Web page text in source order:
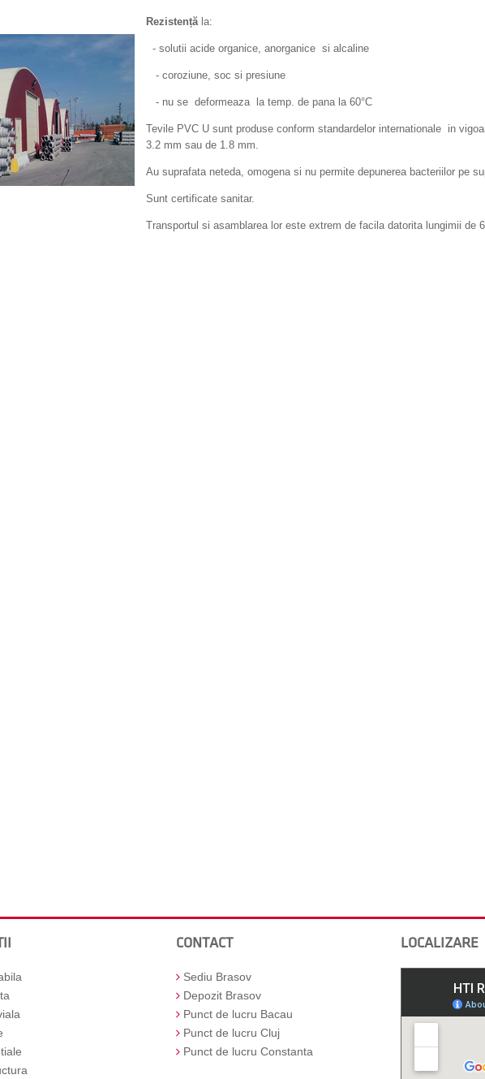
Rezistență la:
- solutii acide organice, anorganice si alcaline
- coroziune, soc si presiune
- nu se deformeaza la temp. de pana la 60°C
Tevile PVC U sunt produse conform standardelor internationale in
3.2 mm sau de 1.8 mm.
Au suprafata neteda, omogena si nu permite depunerea bacteriilor pe
Sunt certificate sanitar.
Transportul si asamblarea lor este extrem de facila datorita lungimii de
CONTACT
Sediu Brasov
Depozit Brasov
Punct de lucru Bacau
Punct de lucru Cluj
Punct de lucru Constanta
LOCALIZARE